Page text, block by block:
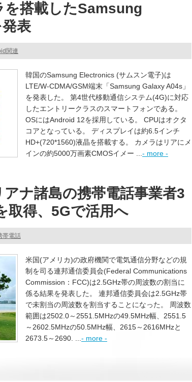
を搭載したSamsung
表
関連
韓国のSamsung Electronics (サムスン電子)は
LTE/W-CDMA/GSM端末「Samsung Galaxy A04s」
を発表した。 第4世代移動通信システム(4G)に対応
したエントリークラスのスマートフォンである。
OSにはAndroid 12を採用している。 CPUはオクタ
コアとなっている。 ディスプレイは約6.5インチ
HD+(720*1560)液晶を搭載する。 カメラはリアにメ
インの約5000万画素CMOSイメー ... - more -
ナ諸島の携帯電話事業者3
取得、5Gで活用へ
帯電話
米国(アメリカ)の政府機関で電気通信分野などの規
制を司る連邦通信委員会(Federal Communications
Commission：FCC)は2.5GHz帯の周波数の割当に
係る結果を発表した。 連邦通信委員会は2.5GHz帯
で未割当の周波数を割当することになった。 周波数
範囲は2502.0～2551.5MHzの49.5MHz幅、2551.5
～2602.5MHzの50.5MHz幅、2615～2616MHzと
2673.5～2690. ... - more -